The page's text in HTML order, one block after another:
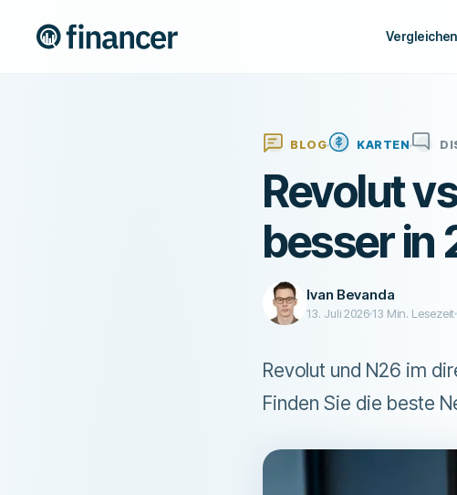
Vergleichen
BLOG KARTEN
Revolut
besser in
Ivan Bevanda
13. Juli 202613 Min. Lesezeit
Revolut und N26 im
Finden Sie die beste